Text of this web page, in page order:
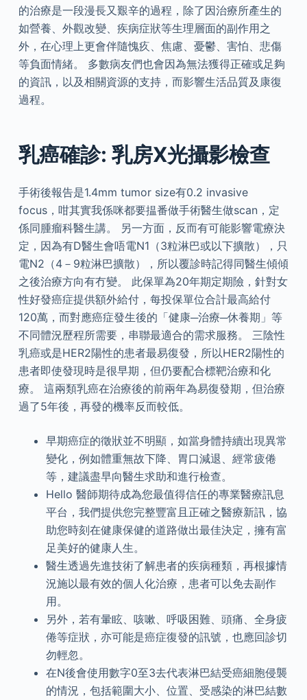
的治療是一段漫長又艱辛的過程，除了因治療所產生的
如營養、外觀改變、疾病症狀等生理層面的副作用之
外，在心理上更會伴隨愧疚、焦慮、憂鬱、害怕、悲傷
等負面情緒。 多數病友們也會因為無法獲得正確或足夠
的資訊，以及相關資源的支持，而影響生活品質及康復
過程。
乳癌確診: 乳房X光攝影檢查
手術後報告是1.4mm tumor size有0.2 invasive
focus，咁其實我係咪都要揾番做手術醫生做scan，定
係同腫瘤科醫生講。 另一方面，反而有可能影響電療決
定，因為有D醫生會唔電N1（3粒淋巴或以下擴散），只
電N2（4－9粒淋巴擴散），所以覆診時記得同醫生傾傾
之後治療方向有冇變。 此保單為20年期定期險，針對女
性好發癌症提供額外給付，每投保單位合計最高給付
120萬，而對應癌症發生後的「健康─治療─休養期」等
不同體況歷程所需要，串聯最適合的需求服務。 三陰性
乳癌或是HER2陽性的患者最易復發，所以HER2陽性的
患者即使發現時是很早期，但仍要配合標靶治療和化
療。 這兩類乳癌在治療後的前兩年為易復發期，但治療
過了5年後，再發的機率反而較低。
早期癌症的徵狀並不明顯，如當身體持續出現異常
變化，例如體重無故下降、胃口減退、經常疲倦
等，建議盡早向醫生求助和進行檢查。
Hello 醫師期待成為您最值得信任的專業醫療訊息
平台，我們提供您完整豐富且正確之醫療新訊，協
助您時刻在健康保健的道路做出最佳決定，擁有富
足美好的健康人生。
醫生透過先進技術了解患者的疾病種類，再根據情
況施以最有效的個人化治療，患者可以免去副作
用。
另外，若有暈眩、咳嗽、呼吸困難、頭痛、全身疲
倦等症狀，亦可能是癌症復發的訊號，也應回診切
勿輕忽。
在N後會使用數字0至3去代表淋巴結受癌細胞侵襲
的情況，包括範圍大小、位置、受感染的淋巴結數